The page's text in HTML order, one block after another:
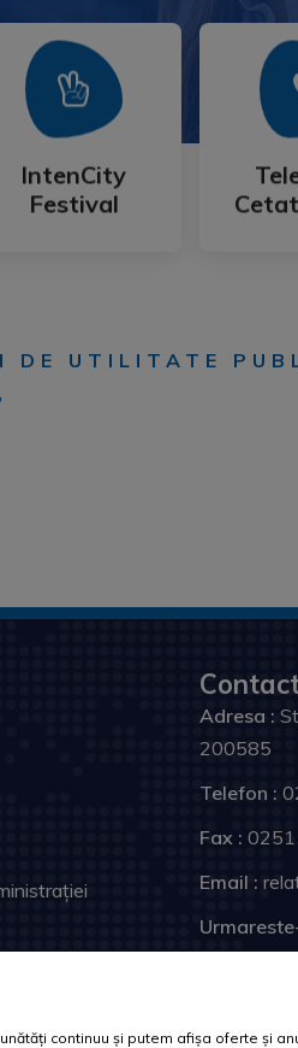
IntenCity
Festival
IntenCity
Festival
Mai Mult
DE UTILITATE
Adresa :
200585
Telefon :
Fax :
Email :
continuu și putem afișa oferte și